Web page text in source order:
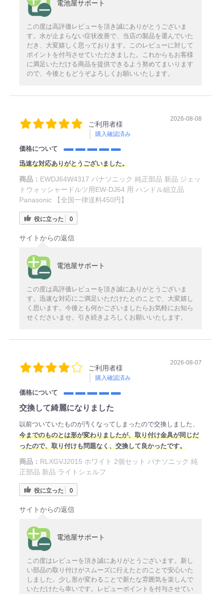
電池屋サポート
この度は高評価レビューを頂き誠にありがとうございま
す。水が止まらない症状改善で、当店の製品を選んでいた
だき、大変嬉しく思っております。このレビューに対して
ポイントを付与させていただきました。これからもお客様
に満足いただける商品を提供できるよう努めてまいります
ので、今後ともどうぞよろしくお願いいたします。
ご利用者様
購入確認済み
2026-08-08
価格について
迅速な対応ありがとうございました。
商品： EWDJ64W4317 パナソニック 純正部品 新品 ジェッ
トウォッシャードルツ用EW-DJ64 用 ハンドル組立品
Panasonic 【全国一律送料450円】
役に立った 0
サイトからの返信
電池屋サポート
この度は高評価レビューを頂き誠にありがとうございま
す。迅速な対応にご満足いただけたとのことで、大変嬉し
く思います。今後とも何かございましたらお気軽にお知ら
せくださいませ。引き続きよろしくお願いいたします。
ご利用者様
購入確認済み
2026-08-07
価格について
交換して綺麗になりました
以前ついていたものが汚くなってしまったので交換しました、
今までのものとは形が変わりましたが、取り付け金具が同じだ
ったので、取り付けも問題なく、交換して良かったです。
商品： RLXGVJ2015 ホワイト 2個セット パナソニック 純
正部品 新品 ライトシェルフ
役に立った 0
サイトからの返信
電池屋サポート
この度はレビューを頂き誠にありがとうございます。新し
い部品の取り付けがスムーズに行えたとのことで安心いた
しました。少し形が変わることで新たな雰囲気を楽しんで
いただけたら幸いです。レビューポイントを付与させてい